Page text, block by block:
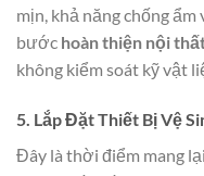
mịn, khả năng chống ẩm
bước hoàn thiện nội
không kiểm soát kỹ vật
5. Lắp Đặt Thiết Bị Vệ
Đây là thời điểm mang